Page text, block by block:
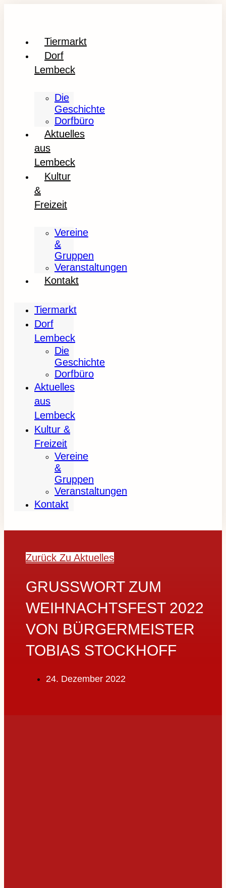
Tiermarkt
Dorf
Lembeck
Die
Geschichte
Dorfbüro
Aktuelles
aus
Lembeck
Kultur
&
Freizeit
Vereine
&
Gruppen
Veranstaltungen
Kontakt
Tiermarkt
Dorf
Lembeck
Die
Geschichte
Dorfbüro
Aktuelles
aus
Lembeck
Kultur &
Freizeit
Vereine
&
Gruppen
Veranstaltungen
Kontakt
Zurück Zu Aktuelles
GRUSSWORT ZUM W
EIHNACHTSFEST 2022 V
ON BÜRGERMEISTER T
OBIAS STOCKHOFF
24. Dezember 2022